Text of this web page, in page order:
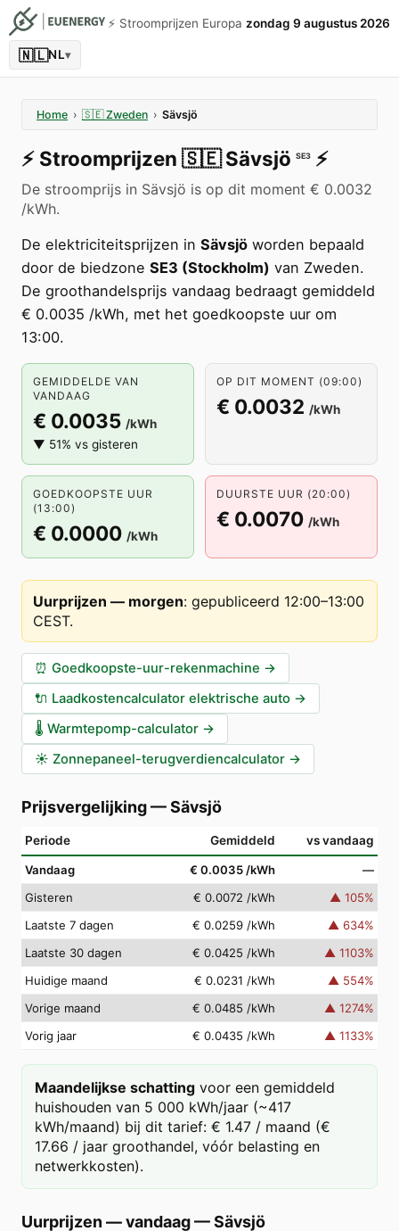
⚡️ Stroomprijzen Europa zondag 9 augustus 2026
🇳🇱NL▾
Home › 🇸🇪 Zweden › Sävsjö
⚡️ Stroomprijzen 🇸🇪 Sävsjö SE3 ⚡️
De stroomprijs in Sävsjö is op dit moment € 0.0032
/kWh.
De elektriciteitsprijzen in Sävsjö worden bepaald
door de biedzone SE3 (Stockholm) van Zweden.
De groothandelsprijs vandaag bedraagt gemiddeld
€ 0.0035 /kWh, met het goedkoopste uur om
13:00.
GEMIDDELDE VAN
VANDAAG
€ 0.0035 /kWh
▼ 51% vs gisteren
OP DIT MOMENT (09:00)
€ 0.0032 /kWh
GOEDKOOPSTE UUR
(13:00)
€ 0.0000 /kWh
DUURSTE UUR (20:00)
€ 0.0070 /kWh
Uurprijzen — morgen: gepubliceerd 12:00–13:00
CEST.
⏰ Goedkoopste-uur-rekenmachine →
🔌 Laadkostencalculator elektrische auto →
🌡️ Warmtepomp-calculator →
☀️ Zonnepaneel-terugverdiencalculator →
Prijsvergelijking—Sävsjö
Periode Gemiddeld vs vandaag
Vandaag € 0.0035 /kWh
—
Gisteren
€ 0.0072 /kWh ▲ 105%
Laatste 7 dagen
€ 0.0259 /kWh ▲ 634%
Laatste 30 dagen
€ 0.0425 /kWh ▲ 1103%
Huidige maand
€ 0.0231 /kWh ▲ 554%
Vorige maand
€ 0.0485 /kWh ▲ 1274%
Vorig jaar
€ 0.0435 /kWh ▲ 1133%
Maandelijkse schatting voor een gemiddeld
huishouden van 5 000 kWh/jaar (~417
kWh/maand) bij dit tarief: € 1.47 / maand (€
17.66 / jaar groothandel, vóór belasting en
netwerkkosten).
Uurprijzen — vandaag—Sävsjö